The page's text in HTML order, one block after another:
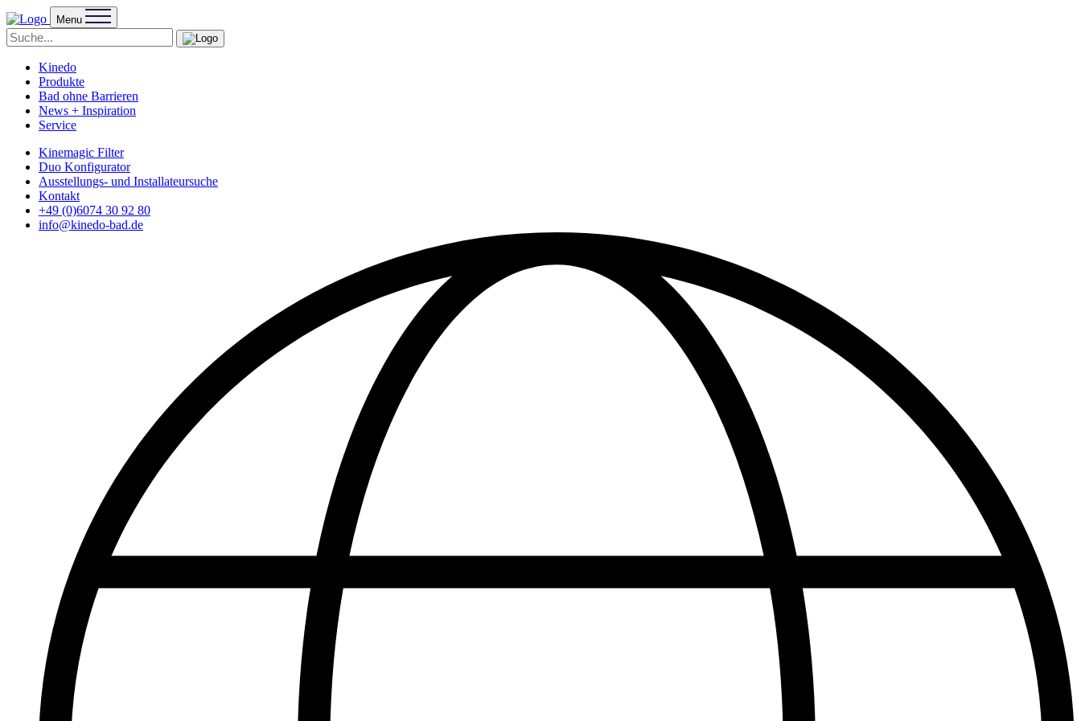
Menu
Kinedo
Produkte
Bad ohne Barrieren
News + Inspiration
Service
Kinemagic Filter
Duo Konfigurator
Ausstellungs- und Installateursuche
Kontakt
+49 (0)6074 30 92 80
info@kinedo-bad.de